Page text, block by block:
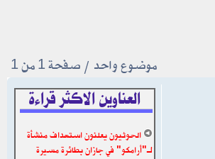
موضوع واحد • صفحة1من1
العناوين الاكثر قراءة
الحوثيون يعلنون استهداف منشأة
لـ"أرامكو" في جازان بطائرة مسيرة